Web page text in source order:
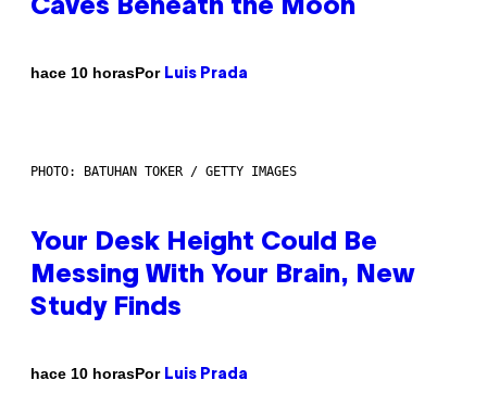
Caves Beneath the Moon
hace 10 horasPor Luis Prada
PHOTO: BATUHAN TOKER / GETTY IMAGES
Your Desk Height Could Be
Messing With Your Brain, New
Study Finds
hace 10 horasPor Luis Prada